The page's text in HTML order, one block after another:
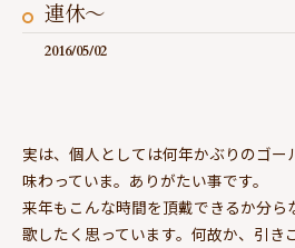
連休～
2016/05/02
実は、個人としては何年かぶりのゴー
味わっていま。ありがたい事です。
来年もこんな時間を頂戴できるか分ら
歌したく思っています。何故か、引き